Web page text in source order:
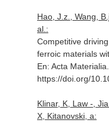
Hao, J.z., Wang,
al.:
Competitive
ferroic materials
En: Acta Materialia
https://doi.org/
Klinar, K, Law -,
X, Kitanovski, a: